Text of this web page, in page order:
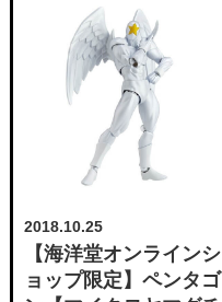
2018.10.25
【海洋堂オンラインシ
ョップ限定】ペンタゴ